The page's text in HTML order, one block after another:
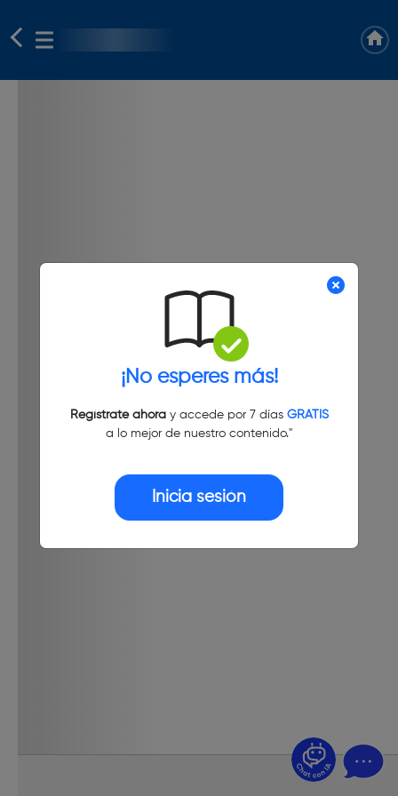
¡No esperes más!
Regístrate ahoray accede por 7 días GRATIS
a lo mejor de nuestro contenido."
Inicia sesión